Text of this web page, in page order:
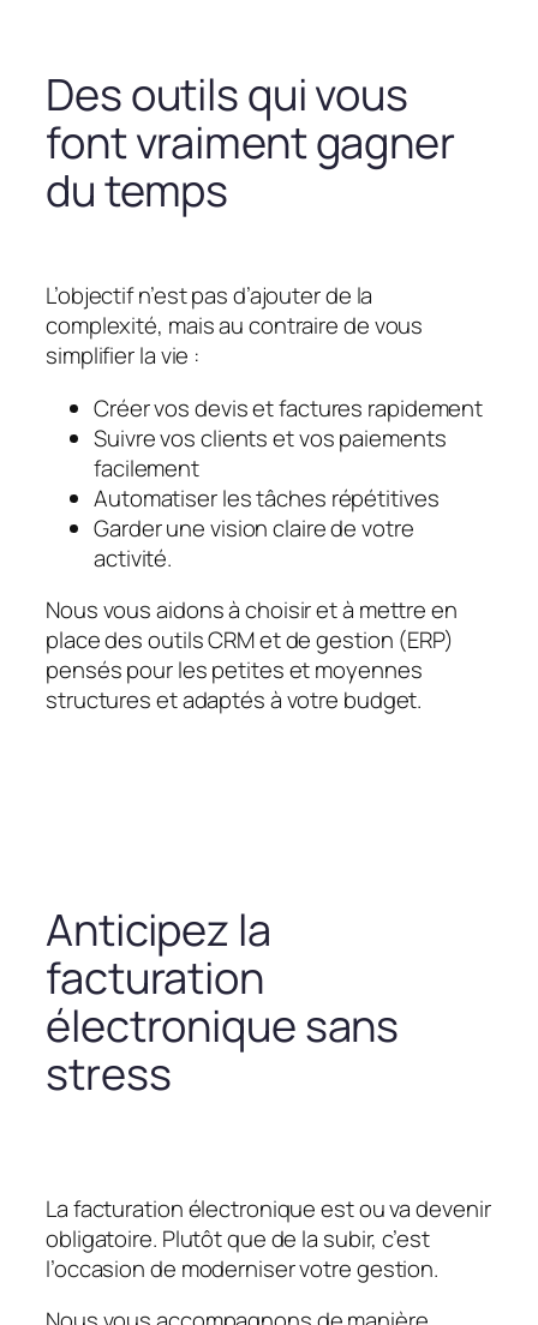
Des outils qui vous
font vraiment gagner
du temps
L’objectif n’est pas d’ajouter de la
complexité, mais au contraire de vous
simplifier la vie :
Créer vos devis et factures rapidement
Suivre vos clients et vos paiements
facilement
Automatiser les tâches répétitives
Garder une vision claire de votre
activité.
Nous vous aidons à choisir et à mettre en
place des outils CRM et de gestion (ERP)
pensés pour les petites et moyennes
structures et adaptés à votre budget.
Anticipez la
facturation
électronique sans
stress
La facturation électronique est ou va devenir
obligatoire. Plutôt que de la subir, c’est
l’occasion de moderniser votre gestion.